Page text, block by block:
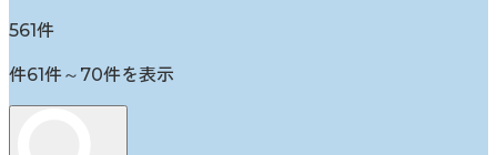
561件
件61件～ 70件を表示